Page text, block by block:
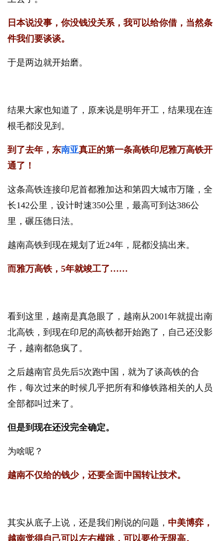
日本说没事，你没钱没关系，我可以给你借，当然条
件我们要谈谈。
于是两边就开始磨。
结果大家也知道了，原来说是明年开工，结果现在连
根毛都没见到。
到了去年，东南亚真正的第一条高铁印尼雅万高铁开
通了！
这条高铁连接印尼首都雅加达和第四大城市万隆，全
长142公里，设计时速350公里，最高可到达386公
里，碾压德日法。
越南高铁到现在规划了近24年，屁都没搞出来。
而雅万高铁，5年就竣工了……
看到这里，越南是真急眼了，越南从2001年就提出南
北高铁，到现在印尼的高铁都开始跑了，自己还没影
子，越南都急疯了。
之后越南官员先后5次跑中国，就为了谈高铁的合
作，每次过来的时候几乎把所有和修铁路相关的人员
全部都叫过来了。
但是到现在还没完全确定。
为啥呢？
越南不仅给的钱少，还要全面中国转让技术。
其实从底子上说，还是我们刚说的问题， 中美博弈，
越南觉得自己可以左右横跳，可以要价无限高。